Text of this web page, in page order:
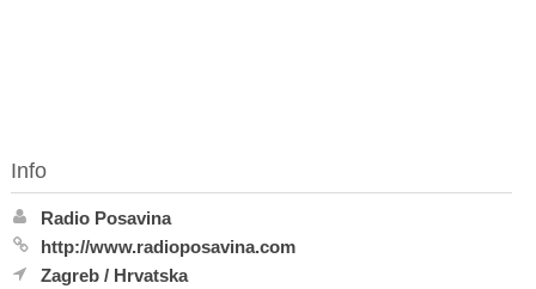
Info
Radio Posavina
http://www.radioposavina.com
Zagreb / Hrvatska